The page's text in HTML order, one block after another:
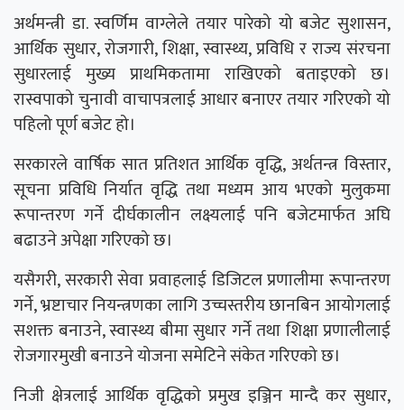
अर्थमन्त्री डा. स्वर्णिम वाग्लेले तयार पारेको यो बजेट सुशासन,
आर्थिक सुधार, रोजगारी, शिक्षा, स्वास्थ्य, प्रविधि र राज्य संरचना
सुधारलाई मुख्य प्राथमिकतामा राखिएको बताइएको छ।
रास्वपाको चुनावी वाचापत्रलाई आधार बनाएर तयार गरिएको यो
पहिलो पूर्ण बजेट हो।
सरकारले वार्षिक सात प्रतिशत आर्थिक वृद्धि, अर्थतन्त्र विस्तार,
सूचना प्रविधि निर्यात वृद्धि तथा मध्यम आय भएको मुलुकमा
रूपान्तरण गर्ने दीर्घकालीन लक्ष्यलाई पनि बजेटमार्फत अघि
बढाउने अपेक्षा गरिएको छ।
यसैगरी, सरकारी सेवा प्रवाहलाई डिजिटल प्रणालीमा रूपान्तरण
गर्ने, भ्रष्टाचार नियन्त्रणका लागि उच्चस्तरीय छानबिन आयोगलाई
सशक्त बनाउने, स्वास्थ्य बीमा सुधार गर्ने तथा शिक्षा प्रणालीलाई
रोजगारमुखी बनाउने योजना समेटिने संकेत गरिएको छ।
निजी क्षेत्रलाई आर्थिक वृद्धिको प्रमुख इञ्जिन मान्दै कर सुधार,